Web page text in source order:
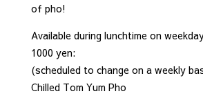
of pho!
Available during lunchtime on
1000 yen:
(scheduled to change on a weekly
Chilled Tom Yum Pho